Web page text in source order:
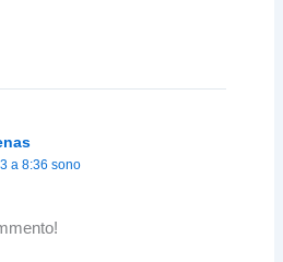
a 8:36 sono